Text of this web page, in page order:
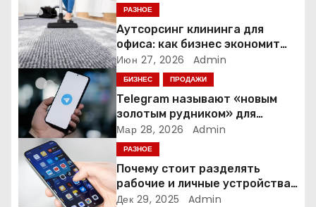
п
о
з
а
п
и
РАЗНОЕ
Аутсорсинг клининга для
офиса: как бизнес экономит
время и деньги на уборке
Июн 27, 2026 Admin
БИЗНЕС ПРОДАЖИ
Telegram называют «новым
золотым рудником» для
креаторов: как блогеры
создают онлайн-бизнес
Мар 28, 2026 Admin
РАЗНОЕ
Почему стоит разделять
рабочие и личные устройства
— и чем опасно всё смешивать
Дек 29, 2025 Admin